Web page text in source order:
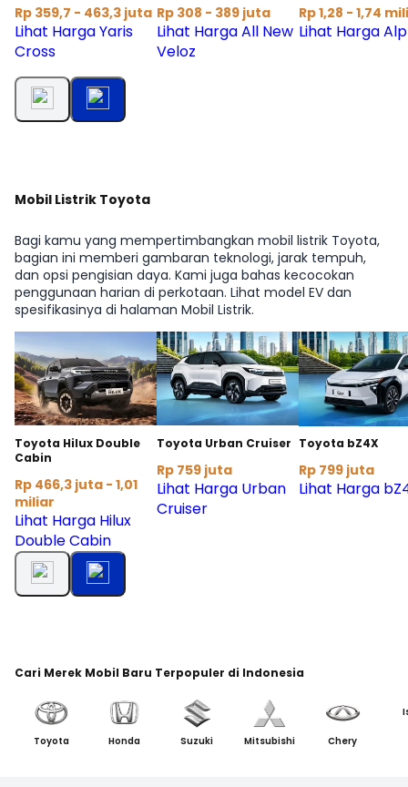
Rp 359,7 - 463,3 juta
Lihat Harga Yaris
Cross
Rp 308 - 389 juta
Lihat Harga All New
Veloz
Rp 1,28 - 1,74
Lihat Harga
Mobil Listrik Toyota
Bagi kamu yang mempertimbangkan mobil listrik Toyota,
bagian ini memberi gambaran teknologi, jarak tempuh,
dan opsi pengisian daya. Kami juga bahas kecocokan
penggunaan harian di perkotaan. Lihat model EV dan
spesifikasinya di halaman Mobil Listrik.
Toyota Hilux Double
Cabin
Rp 466,3 juta - 1,01
miliar
Lihat Harga Hilux
Double Cabin
Toyota Urban Cruiser
Rp 759 juta
Lihat Harga Urban
Cruiser
Toyota bZ4X
Rp 799 juta
Lihat Harga
Cari Merek Mobil Baru Terpopuler di Indonesia
Toyota Honda Suzuki Mitsubishi Chery